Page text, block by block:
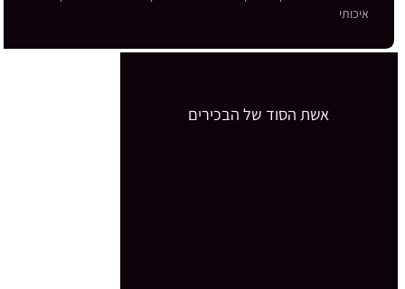
איכותי
אשת הסוד של הבכירים